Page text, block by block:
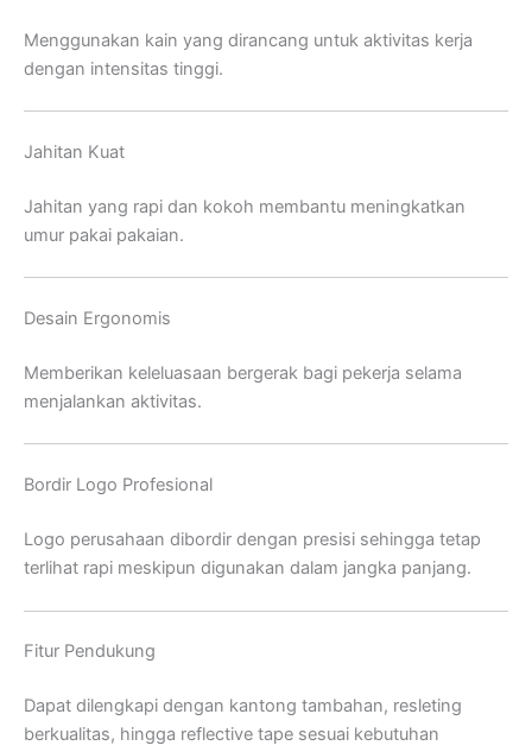
Menggunakan kain yang dirancang untuk aktivitas kerja
dengan intensitas tinggi.
Jahitan Kuat
Jahitan yang rapi dan kokoh membantu meningkatkan
umur pakai pakaian.
Desain Ergonomis
Memberikan keleluasaan bergerak bagi pekerja selama
menjalankan aktivitas.
Bordir Logo Profesional
Logo perusahaan dibordir dengan presisi sehingga tetap
terlihat rapi meskipun digunakan dalam jangka panjang.
Fitur Pendukung
Dapat dilengkapi dengan kantong tambahan, resleting
berkualitas, hingga reflective tape sesuai kebutuhan